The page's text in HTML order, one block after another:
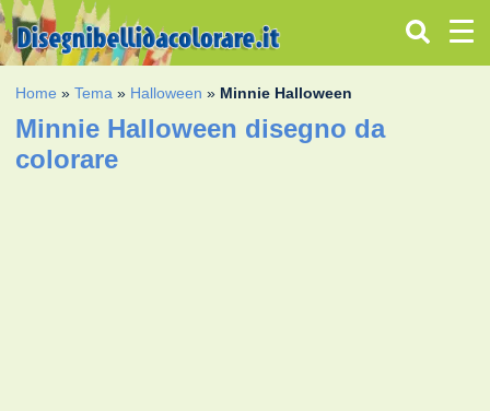
Home »Tema » Halloween » Minnie Halloween
Minnie Halloween disegno da
colorare